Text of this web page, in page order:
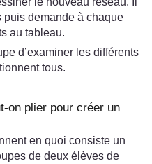
demande à chaque
au tableau.
d’examiner les différents
tous.
on plier pour créer un
en quoi consiste un
de deux élèves de